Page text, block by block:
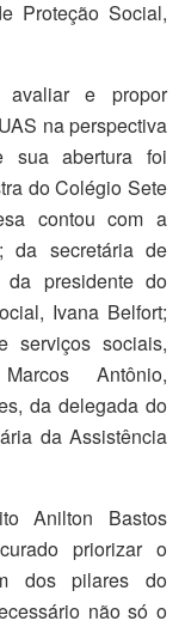
Proteção Social,
avaliar e propor
na perspectiva
sua abertura foi
do Colégio Sete
contou com a
da secretária de
da presidente do
Ivana Belfort;
serviços sociais,
Antônio,
da delegada do
da Assistência
Anilton Bastos
priorizar o
dos pilares do
não só o